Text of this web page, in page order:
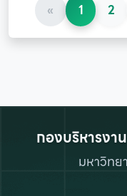
« 1 2
กองบริหารงา
มหาวิทย